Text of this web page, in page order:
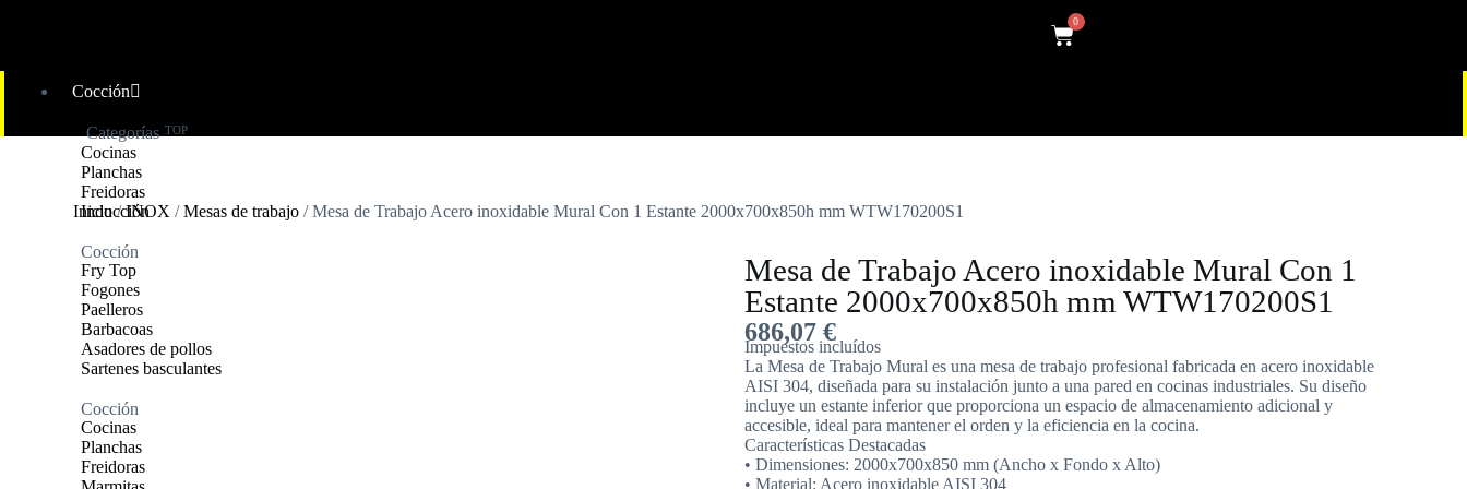
0
Cocción
Categorías TOP
Cocinas
Planchas
Freidoras
Inducción
Cocción
Fry Top
Fogones
Paelleros
Barbacoas
Asadores de pollos
Sartenes basculantes
Cocción
Cocinas
Planchas
Freidoras
Inicio/INOX /Mesas de trabajo / Mesa de Trabajo Acero inoxidable Mural Con 1 Estante 2000x700x850h mm WTW170200S1
Mesa de Trabajo Acero inoxidable Mural Con 1
Estante 2000x700x850h mm WTW170200S1
686,07 €
Impuestos incluídos
La Mesa de Trabajo Mural es una mesa de trabajo profesional fabricada en acero inoxidable
AISI 304, diseñada para su instalación junto a una pared en cocinas industriales. Su diseño
incluye un estante inferior que proporciona un espacio de almacenamiento adicional y
accesible, ideal para mantener el orden y la eficiencia en la cocina.
Características Destacadas
• Dimensiones: 2000x700x850 mm (Ancho x Fondo x Alto)
• Material: Acero inoxidable AISI 304